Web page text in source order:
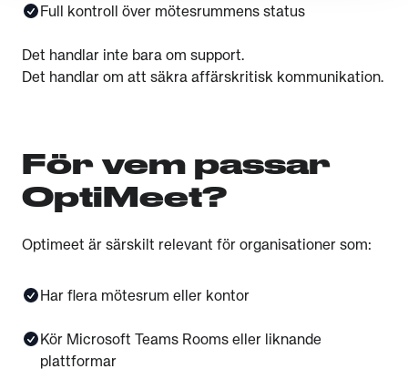
Full kontroll över mötesrummens status
Det handlar inte bara om support.
Det handlar om att säkra affärskritisk kommunikation.
För vem passar
OptiMeet?
Optimeet är särskilt relevant för organisationer som:
Har flera mötesrum eller kontor
Kör Microsoft Teams Rooms eller liknande
plattformar